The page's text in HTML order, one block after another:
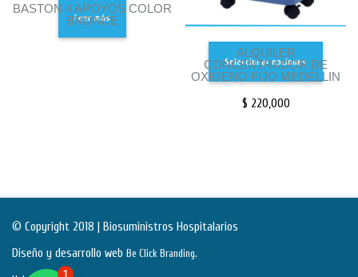
BASTON 4 APOYOS COLOR
BRONCE
Leer más
ALQUILER
CONCENTRADOR DE
OXIGENO FIJO MEDELLIN
$ 220,000
Seleccionar opciones
© Copyright 2018 | Biosuministros Hospitalarios
Diseño y desarrollo web Be Click Branding.
1